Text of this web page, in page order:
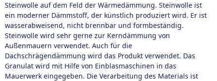
Steinwolle auf dem Feld der Wärmedämmung. Steinwolle ist
ein moderner Dämmstoff, der künstlich produziert wird. Er ist
wasserabweisend, nicht brennbar und formbeständig.
Steinwolle wird sehr gerne zur Kerndämmung von
Außenmauern verwendet. Auch für die
Dachschrägendämmung wird das Produkt verwendet. Das
Granulat wird mit Hilfe von Einblasmaschinen in das
Mauerwerk eingegeben. Die Verarbeitung des Materials ist